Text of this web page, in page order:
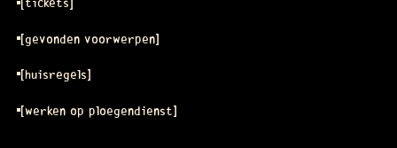
[gevonden voorwerpen]
[huisregels]
[werken op ploegendienst]